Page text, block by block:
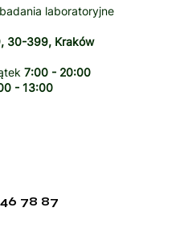
laboratoryjne
30-399, Kraków
7:00 - 20:00
- 13:00
78 87